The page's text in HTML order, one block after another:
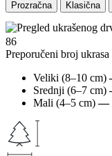
Prozračna Klasična
86
Preporučeni broj ukrasa
Veliki (8–10 cm)
Srednji (6–7 cm)
Mali (4–5 cm) —